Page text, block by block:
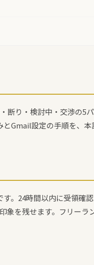
断り・検討中・交渉の5
Gmail設定の手順を、本
。24時間以内に受領確
を残せます。フリーラ